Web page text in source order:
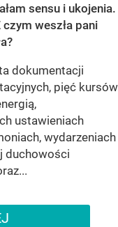
sensu i ukojenia.
weszła pani
dokumentacji
pięć kursów
ustawieniach
wydarzeniach
duchowości